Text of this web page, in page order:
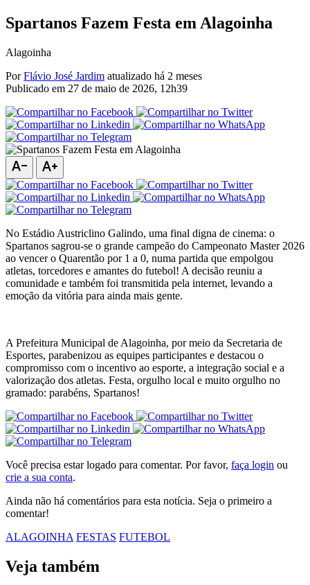
Spartanos Fazem Festa em Alagoinha
Alagoinha
PorFlávio José Jardim atualizado há 2 meses
Publicado em 27 de maio de 2026, 12h39
text_decrease text_increase
No Estádio Austriclino Galindo, uma final digna de cinema: o
Spartanos sagrou-se o grande campeão do Campeonato Master 2026
ao vencer o Quarentão por 1 a 0, numa partida que empolgou
atletas, torcedores e amantes do futebol! A decisão reuniu a
comunidade e também foi transmitida pela internet, levando a
emoção da vitória para ainda mais gente.
A Prefeitura Municipal de Alagoinha, por meio da Secretaria de
Esportes, parabenizou as equipes participantes e destacou o
compromisso com o incentivo ao esporte, a integração social e a
valorização dos atletas. Festa, orgulho local e muito orgulho no
gramado: parabéns, Spartanos!
Você precisa estar logado para comentar. Por favor, faça login ou
crie a sua conta.
Ainda não há comentários para esta notícia. Seja o primeiro a
comentar!
ALAGOINHA FESTAS FUTEBOL
Veja também